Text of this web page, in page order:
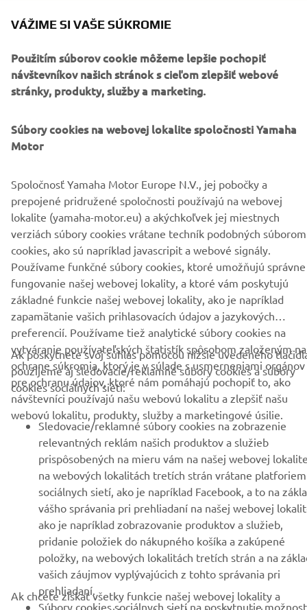
READ MORE ABOUT Y-AMT »
Downloads
Yamaha Authorities / Police Bike Brochure (5.3MB)
FIREMNÉ STRÁNKY
B2B
VIAC YAMAHA
PODPORA
BULLETIN
Získajte medzi prvými informácie o najnovších ponukách,
špeciálnych akciách, nových verziách a mnoho ďalšieho
PRIHLÁSIŤ SA NA ODBER
Prečítajte si naše Zásady ochrany osobných údajov, aby ste sa
dozvedeli, ako spracovávame vaše osobné údaje:Ochrana
Osobných Údajov
VÁŽIME SI VAŠE SÚKROMIE
Použitím súborov cookie môžeme lepšie pochopiť
návštevníkov našich stránok s cieľom zlepšiť webové
stránky, produkty, služby a marketing.
Súbory cookies na webovej lokalite spoločnosti Yamaha
Motor
Spoločnosť Yamaha Motor Europe N.V., jej pobočky a
prepojené pridružené spoločnosti používajú na webovej
lokalite (yamaha-motor.eu) a akýchkoľvek jej miestnych
verziách súbory cookies vrátane techník podobných súborom
cookies, ako sú napríklad javascripit a webové signály.
Používame funkčné súbory cookies, ktoré umožňujú správne
fungovanie našej webovej lokality, a ktoré vám poskytujú
základné funkcie našej webovej lokality, ako je napríklad
zapamätanie vašich prihlasovacích údajov a jazykových
preferencií. Používame tiež analytické súbory cookies na
vytváranie používateľských štatistík spôsobom založeným na
ochrane súkromia, ktorý je v súlade s usmerneniami orgánov
pre ochranu údajov, ktoré nám pomáhajú pochopiť to, ako
návštevníci používajú našu webovú lokalitu a zlepšiť našu
webovú lokalitu, produkty, služby a marketingové úsilie.
Ak poskytnete svoj súhlas pomocou nižšie uvedeného
použijeme aj sledovacie/reklamné súbory cookies a súbory
cookies sociálnych sietí:
Sledovacie/reklamné súbory cookies na zobrazenie
relevantných reklám našich produktov a služieb
prispôsobených na mieru vám na našej webovej
na webových lokalitách tretích strán vrátane platforiem
sociálnych sietí, ako je napríklad Facebook, a to na
vášho správania pri prehliadaní na našej webovej
ako je napríklad zobrazovanie produktov a služieb,
pridanie položiek do nákupného košíka a zakúpené
položky, na webových lokalitách tretích strán a na
vašich záujmov vyplývajúcich z tohto správania pri
prehliadaní.
Súbory cookies sociálnych sietí na poskytnutie
Ak chcete získať všetky funkcie našej webovej lokality a